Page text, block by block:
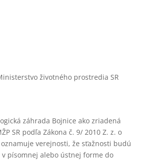
životného prostredia SR
záhrada Bojnice ako zriadená
SR podľa Zákona č. 9/ 2010 Z. z. o
verejnosti, že sťažnosti budú
písomnej alebo ústnej forme do